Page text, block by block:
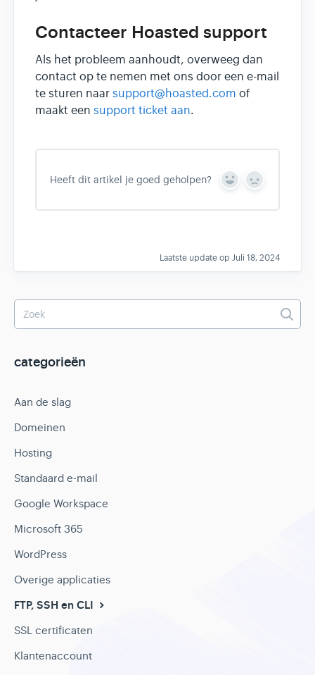
Contacteer Hoasted support
Als het probleem aanhoudt, overweeg dan
contact op te nemen met ons door een e-mail
te sturen naar support@hoasted.com of
maakt een support ticket aan.
Heeft dit artikel je goed geholpen?
Y
s
N
Laatste update op Juli 18, 2024
categorieën
Aan de slag
Domeinen
Hosting
Standaard e-mail
Google Workspace
Microsoft 365
WordPress
Overige applicaties
FTP, SSH en CLI
SSL certificaten
Klantenaccount